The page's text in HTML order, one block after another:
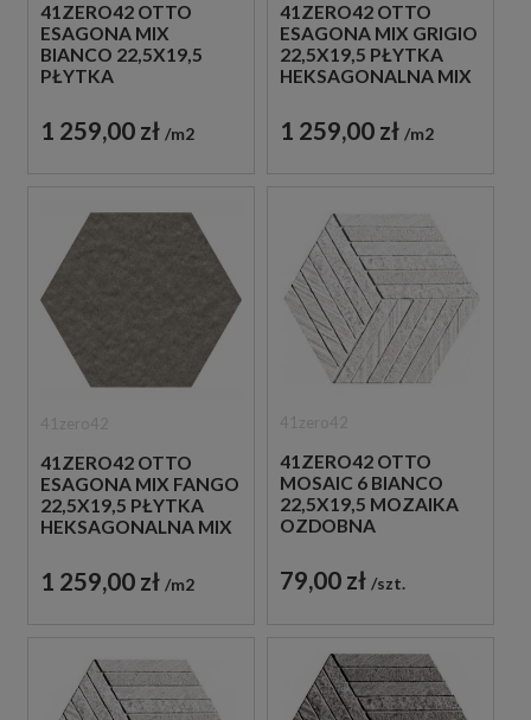
41ZERO42 OTTO
ESAGONA MIX
BIANCO 22,5X19,5
PŁYTKA
1 259,00 zł m2
41ZERO42 OTTO
ESAGONA MIX GRIGIO
22,5X19,5 PŁYTKA
HEKSAGONALNA MIX
1 259,00 zł m2
41ZERO42 OTTO
ESAGONA MIX FANGO
22,5X19,5 PŁYTKA
HEKSAGONALNA MIX
1 259,00 zł m2
41ZERO42 OTTO
MOSAIC 6 BIANCO
22,5X19,5 MOZAIKA
OZDOBNA
79,00 zł szt.